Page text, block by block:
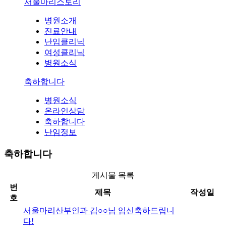
서울마리스토리
병원소개
진료안내
난임클리닉
여성클리닉
병원소식
축하합니다
병원소식
온라인상담
축하합니다
난임정보
축하합니다
게시물 목록
번
호
제목 작성일
서울마리산부인과 김○○님 임신축하드립니
다!